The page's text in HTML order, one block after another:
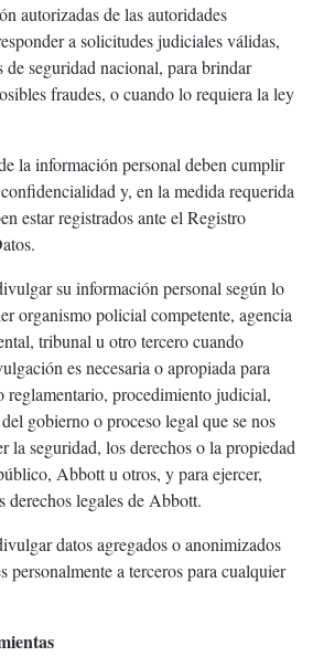
autorizadas de las autoridades
a solicitudes judiciales válidas,
de seguridad nacional, para brindar
fraudes, o cuando lo requiera la ley
la información personal deben cumplir
y, en la medida requerida
estar registrados ante el Registro
su información personal según lo
organismo policial competente, agencia
tribunal u otro tercero cuando
es necesaria o apropiada para
procedimiento judicial,
gobierno o proceso legal que se nos
la seguridad, los derechos o la propiedad
Abbott u otros, y para ejercer,
derechos legales de Abbott.
datos agregados o anonimizados
personalmente a terceros para cualquier